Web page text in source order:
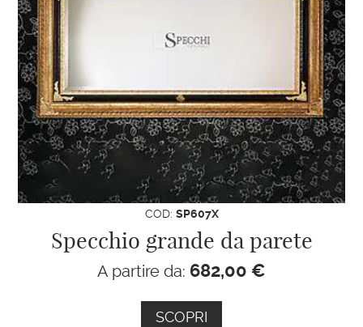
COD: SP607X
Specchio grande da parete
A partire da: 682,00 €
SCOPRI